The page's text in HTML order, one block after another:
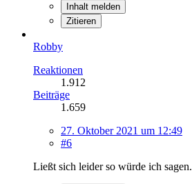
Inhalt melden
Zitieren
Robby
Reaktionen
1.912
Beiträge
1.659
27. Oktober 2021 um 12:49
#6
Ließt sich leider so würde ich sagen.